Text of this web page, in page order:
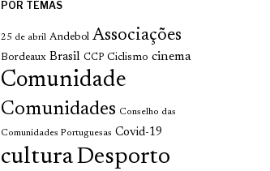
POR TEMAS
25 de abril Andebol Associações
Bordeaux Brasil CCP Ciclismo cinema
Comunidade
Comunidades Conselho das
Comunidades Portuguesas Covid-19
culturaDesporto